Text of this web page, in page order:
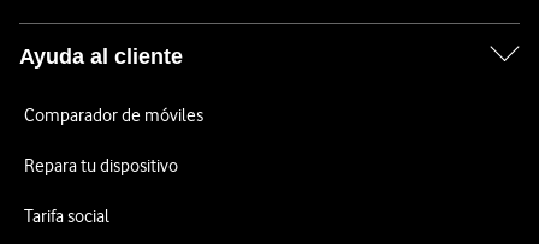
Ayuda al cliente
Comparador de móviles
Repara tu dispositivo
Tarifa social